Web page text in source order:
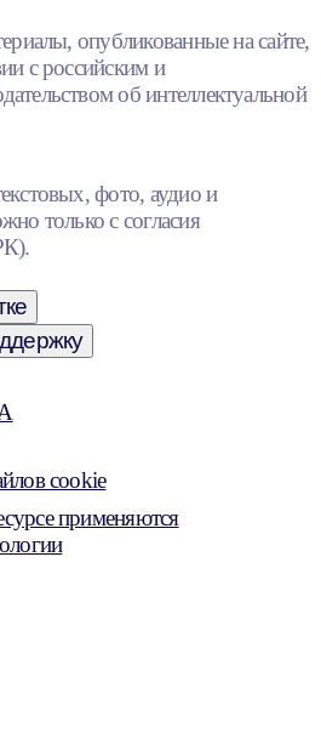
опубликованные на сайте,
с российским и
об интеллектуальной
фото, аудио и
только с согласия
cookie
применяются